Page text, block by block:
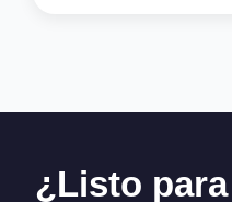
¿Listo